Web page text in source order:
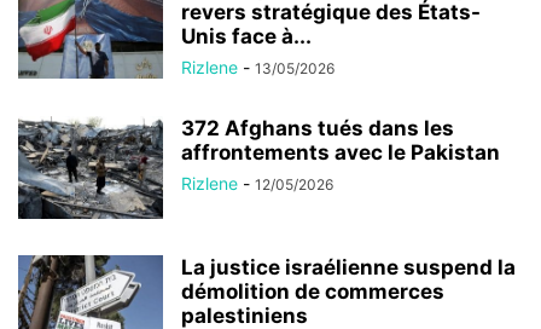
revers stratégique des États-
Unis face à...
Rizlene - 13/05/2026
372 Afghans tués dans les
affrontements avec le Pakistan
Rizlene - 12/05/2026
La justice israélienne suspend la
démolition de commerces
palestiniens